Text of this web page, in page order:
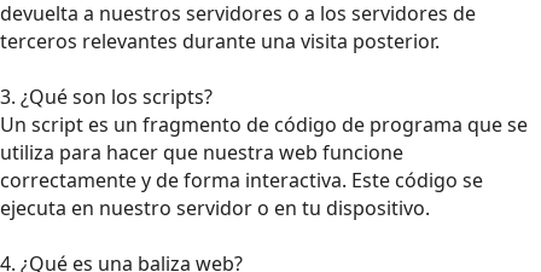
devuelta a nuestros servidores o a los servidores de
terceros relevantes durante una visita posterior.
3. ¿Qué son los scripts?
Un script es un fragmento de código de programa que se
utiliza para hacer que nuestra web funcione
correctamente y de forma interactiva. Este código se
ejecuta en nuestro servidor o en tu dispositivo.
4. ¿Qué es una baliza web?